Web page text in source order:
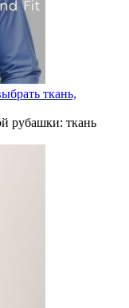
ткань,
рубашки: ткань